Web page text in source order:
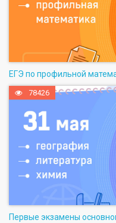
ЕГЭ по профильной
78426
Первые экзамены